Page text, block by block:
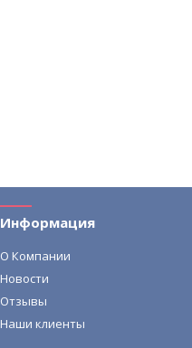
Информация
О Компании
Новости
Отзывы
Наши клиенты